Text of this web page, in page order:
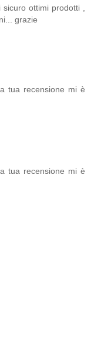
ottimi prodotti ,
grazie
tua recensione mi è
tua recensione mi è